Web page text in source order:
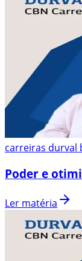
carreiras durval
Poder e
Ler matéria